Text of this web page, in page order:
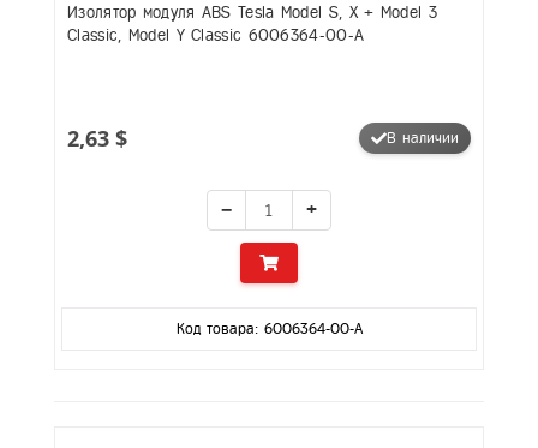
Изолятор модуля ABS Tesla Model S, X + Model 3
Classic, Model Y Classic 6006364-00-A
2,63 $ В наличии
− +
Код товара: 6006364-00-A